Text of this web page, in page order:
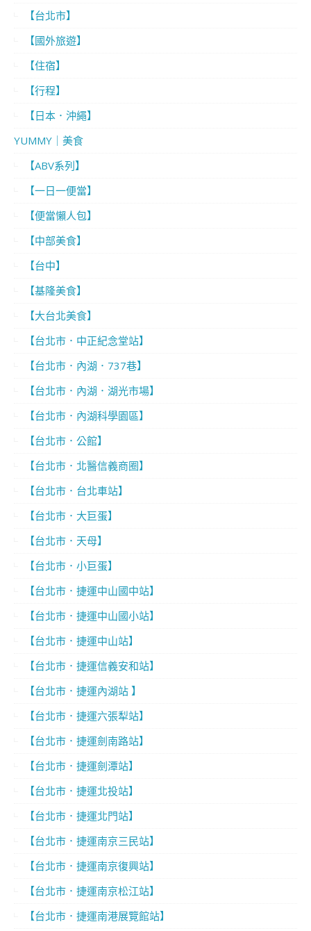
【台北市】
【國外旅遊】
【住宿】
【行程】
【日本．沖繩】
YUMMY｜美食
【ABV系列】
【一日一便當】
【便當懶人包】
【中部美食】
【台中】
【基隆美食】
【大台北美食】
【台北市．中正紀念堂站】
【台北市．內湖．737巷】
【台北市．內湖．湖光市場】
【台北市．內湖科學園區】
【台北市．公館】
【台北市．北醫信義商圈】
【台北市．台北車站】
【台北市．大巨蛋】
【台北市．天母】
【台北市．小巨蛋】
【台北市．捷運中山國中站】
【台北市．捷運中山國小站】
【台北市．捷運中山站】
【台北市．捷運信義安和站】
【台北市．捷運內湖站 】
【台北市．捷運六張犁站】
【台北市．捷運劍南路站】
【台北市．捷運劍潭站】
【台北市．捷運北投站】
【台北市．捷運北門站】
【台北市．捷運南京三民站】
【台北市．捷運南京復興站】
【台北市．捷運南京松江站】
【台北市．捷運南港展覽館站】